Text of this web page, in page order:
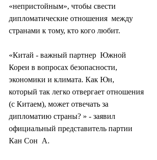
«непристойным», чтобы свести
дипломатические отношения  между
странами к тому, кто кого любит.
«Китай - важный партнер  Южной
Кореи в вопросах безопасности,
экономики и климата. Как Юн,
который так легко отвергает отношения
(с Китаем), может отвечать за
дипломатию страны? » - заявил
официальный представитель партии
Кан Сон  А.